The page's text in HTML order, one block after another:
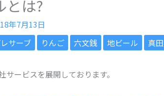
とは?
年7月13日
サーブ りんご 六文銭 地ビール 真
ービスを展開しております。